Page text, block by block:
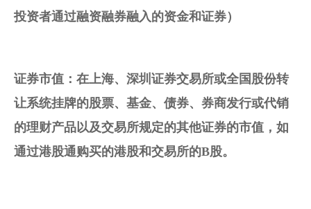
投资者通过融资融券融入的资金和证券）
证券市值：在上海、深圳证券交易所或全国股份转
让系统挂牌的股票、 基金、 债券、 券商发行或代销
的理财产品以及交易所规定的其他证券的市值，如
通过港股通购买的港股和交易所的B股。